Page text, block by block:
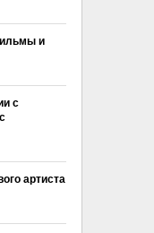
и
с
артиста